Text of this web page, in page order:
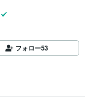
フォロー53